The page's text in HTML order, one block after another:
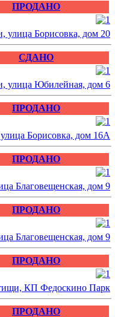
ПРОДАНО
улица Борисовка, дом 20
СДАНО
улица Юбилейная, дом 6
ПРОДАНО
Борисовка, дом 16А
ПРОДАНО
Благовещенская, дом 9
ПРОДАНО
Благовещенская, дом 9
ПРОДАНО
КП Федоскино Парк
ПРОДАНО